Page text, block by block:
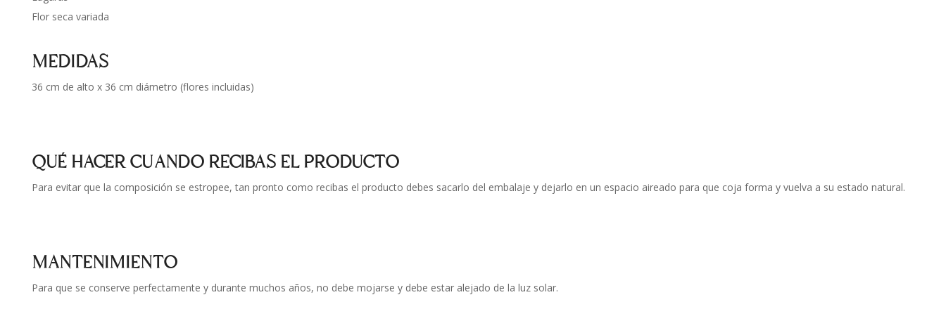
Flor seca variada
MEDIDAS
36 cm de alto x 36 cm diámetro (flores incluidas)
QUÉ HACER CUANDO RECIBAS EL PRODUCTO
Para evitar que la composición se estropee, tan pronto como recibas el producto debes sacarlo del embalaje y dejarlo en un espacio aireado para que coja forma y vuelva a su estado natural.
MANTENIMIENTO
Para que se conserve perfectamente y durante muchos años, no debe mojarse y debe estar alejado de la luz solar.